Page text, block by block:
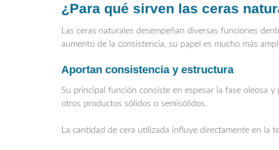
¿Para qué sirven las ceras
Las ceras naturales desempeñan diversas funciones
aumento de la consistencia, su papel es mucho más
Aportan consistencia y estructura
Su principal función consiste en espesar la fase oleosa
otros productos sólidos o semisólidos.
La cantidad de cera utilizada influye directamente en la